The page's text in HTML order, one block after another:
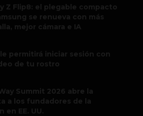
Z Flip8: el plegable compacto
se renueva con más
mejor cámara e IA
permitirá iniciar sesión con
de tu rostro
Summit 2026 abre la
a los fundadores de la
en EE. UU.